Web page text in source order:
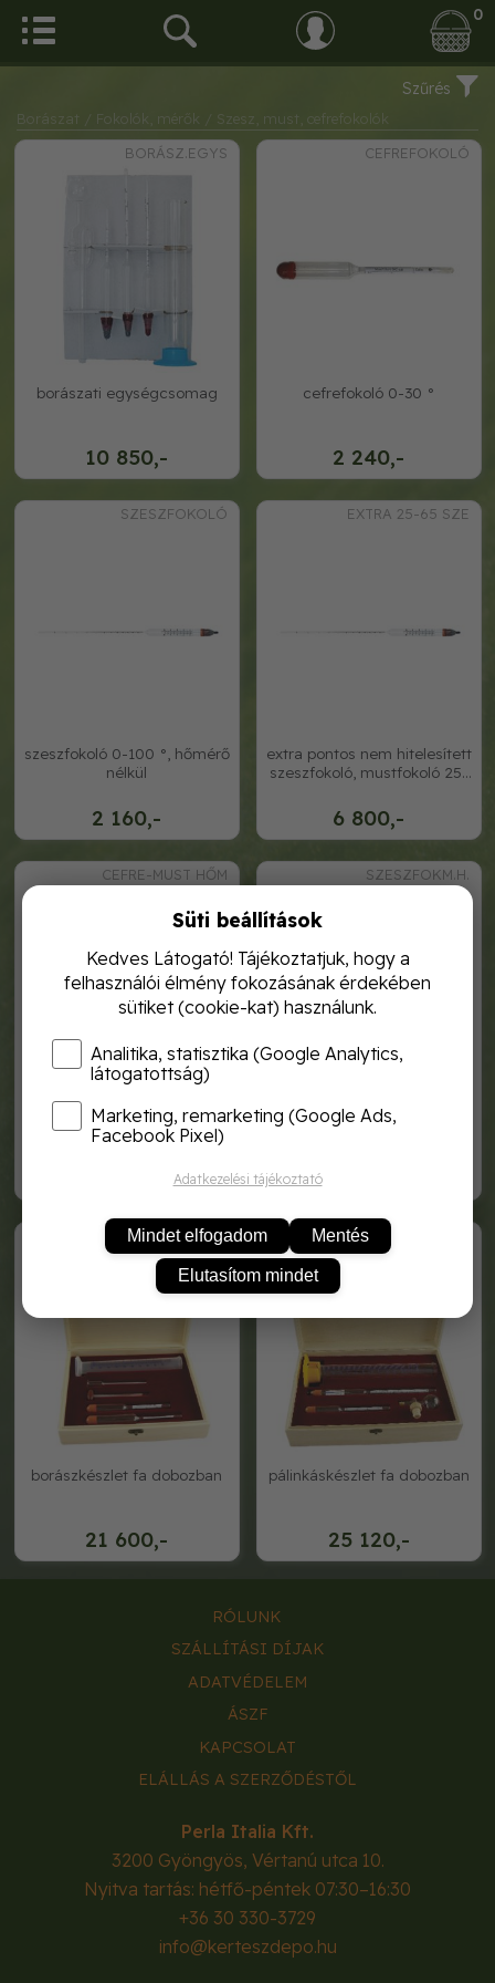
0
Szűrés
Borászat / Fokolók, mérők
/ Szesz, must, cefrefokolók
BORÁSZ.EGYS
10 850,-
borászati egységcsomag
CEFREFOKOLÓ
2 240,-
cefrefokoló 0-30 °
SZESZFOKOLÓ
2 160,-
szeszfokoló 0-100 °, hőmérő
nélkül
EXTRA 25-65 SZE
6 800,-
extra pontos nem hitelesített
szeszfokoló, mustfokoló 25-
CEFRE-MUST HŐM
cefre és mustfokoló,
hőmérős 0-30 °
SZESZFOKM.H.
szeszfokoló, hőmérős 0-100
BOR.EGYS FADOB
21 600,-
borászkészlet fa dobozban
PÁLINKÁS EGYS.F
25 120,-
pálinkáskészlet fa dobozban
RÓLUNK
SZÁLLÍTÁSI DÍJAK
ADATVÉDELEM
ÁSZF
KAPCSOLAT
ELÁLLÁS A SZERZŐDÉSTŐL
Perla Italia Kft.
3200 Gyöngyös, Vértanú utca 10.
Nyitva tartás: hétfő-péntek 07:30–16:30
+36 30 330-3729
info@kerteszdepo.hu
Süti beállítások
Kedves Látogató! Tájékoztatjuk, hogy a
felhasználói élmény fokozásának érdekében
sütiket (cookie-kat) használunk.
Analitika, statisztika (Google Analytics,
látogatottság)
Marketing, remarketing (Google Ads,
Facebook Pixel)
Adatkezelési tájékoztató
Mindet elfogadom Mentés
Elutasítom mindet